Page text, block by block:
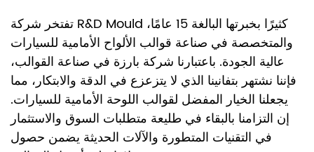
تفتخر شركة R&D Mould كثيرًا بخبرتها البالغة 15 عامًا،
والمتخصصة في صناعة قوالب الألواح الأمامية للسيارات
عالية الجودة. باعتبارنا شركة بارزة في صناعة القوالب،
فإننا نشتهر بتفانينا الذي لا يتزعزع في الدقة والابتكار، مما
يجعلنا الخيار المفضل لقوالب اللوحة الأمامية للسيارات.
إن التزامنا بالبقاء في طليعة متطلبات السوق والاستثمار
في التقنيات المتطورة والآلات الحديثة يضمن حصول